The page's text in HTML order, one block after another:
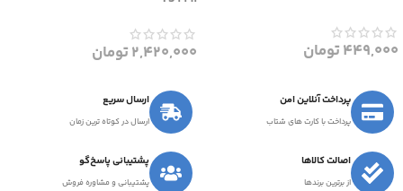
449,000تومان 2,420,000تومان
پرداخت آنلاین امن
پرداخت با کارت های شتاب
ارسال سریع
ارسال در کوتاه ترین زمان
اصالت کالاها
از برترین برندها
پشتیبانی پاسخ‌گو
پشتیبانی و مشاوره فروش